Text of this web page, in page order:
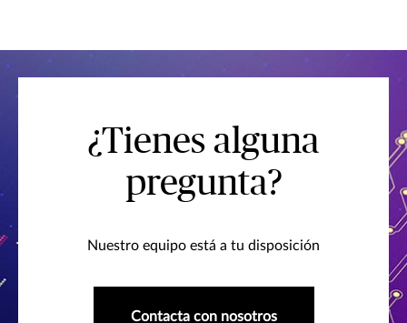
¿Tienes alguna
pregunta?
Nuestro equipo está a tu disposición
Contacta con nosotros